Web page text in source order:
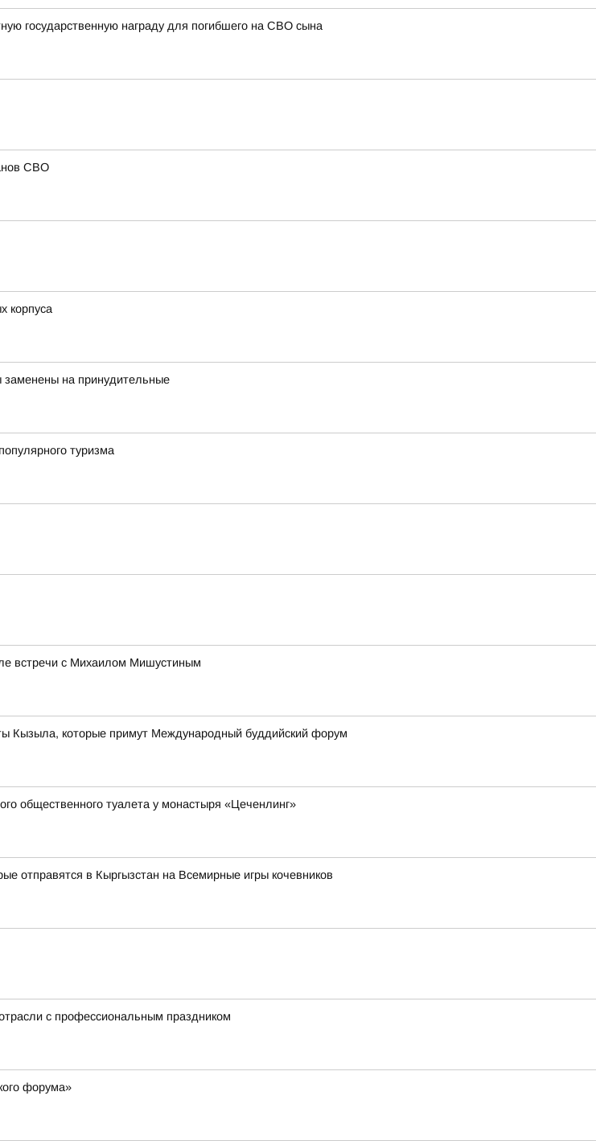
государственную награду для погибшего на СВО сына
СВО
корпуса
заменены на принудительные
туризма
встречи с Михаилом Мишустиным
Кызыла, которые примут Международный буддийский форум
общественного туалета у монастыря «Цеченлинг»
отправятся в Кыргызстан на Всемирные игры кочевников
с профессиональным праздником
форума»